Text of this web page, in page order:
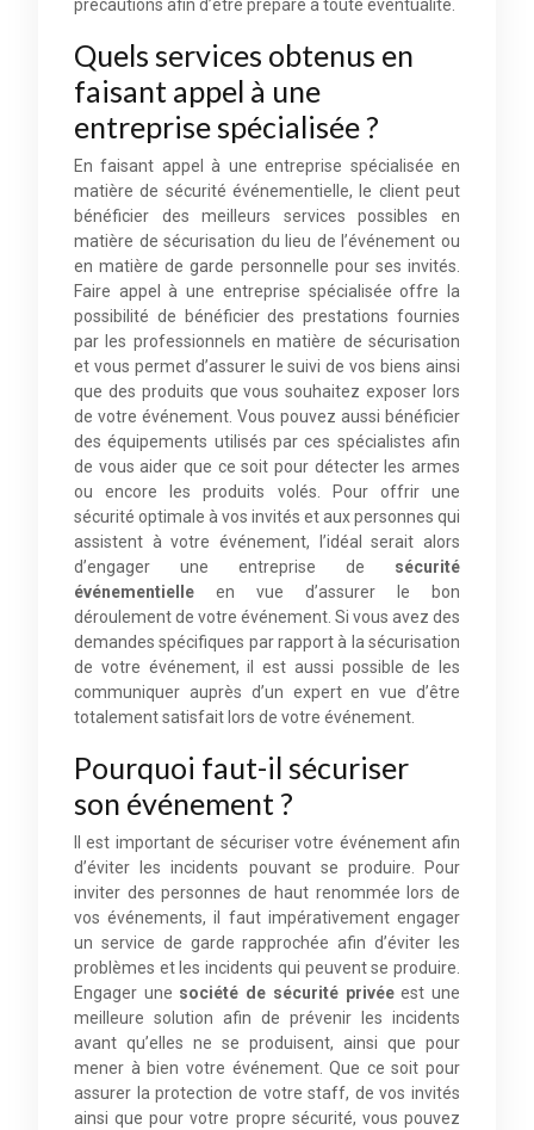
précautions afin d’être préparé à toute éventualité.
Quels services obtenus en
faisant appel à une
entreprise spécialisée ?
En faisant appel à une entreprise spécialisée en
matière de sécurité événementielle, le client peut
bénéficier des meilleurs services possibles en
matière de sécurisation du lieu de l’événement ou
en matière de garde personnelle pour ses invités.
Faire appel à une entreprise spécialisée offre la
possibilité de bénéficier des prestations fournies
par les professionnels en matière de sécurisation
et vous permet d’assurer le suivi de vos biens ainsi
que des produits que vous souhaitez exposer lors
de votre événement. Vous pouvez aussi bénéficier
des équipements utilisés par ces spécialistes afin
de vous aider que ce soit pour détecter les armes
ou encore les produits volés. Pour offrir une
sécurité optimale à vos invités et aux personnes qui
assistent à votre événement, l’idéal serait alors
d’engager une entreprise de sécurité
événementielle en vue d’assurer le bon
déroulement de votre événement. Si vous avez des
demandes spécifiques par rapport à la sécurisation
de votre événement, il est aussi possible de les
communiquer auprès d’un expert en vue d’être
totalement satisfait lors de votre événement.
Pourquoi faut-il sécuriser
son événement ?
Il est important de sécuriser votre événement afin
d’éviter les incidents pouvant se produire. Pour
inviter des personnes de haut renommée lors de
vos événements, il faut impérativement engager
un service de garde rapprochée afin d’éviter les
problèmes et les incidents qui peuvent se produire.
Engager une société de sécurité privéeest une
meilleure solution afin de prévenir les incidents
avant qu’elles ne se produisent, ainsi que pour
mener à bien votre événement. Que ce soit pour
assurer la protection de votre staff, de vos invités
ainsi que pour votre propre sécurité, vous pouvez